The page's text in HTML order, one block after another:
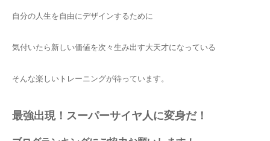
自分の人生を自由にデザインするために
気付いたら新しい価値を次々生み出す大天才になっている
そんな楽しいトレーニングが待っています。
最強出現！スーパーサイヤ人に変身だ！